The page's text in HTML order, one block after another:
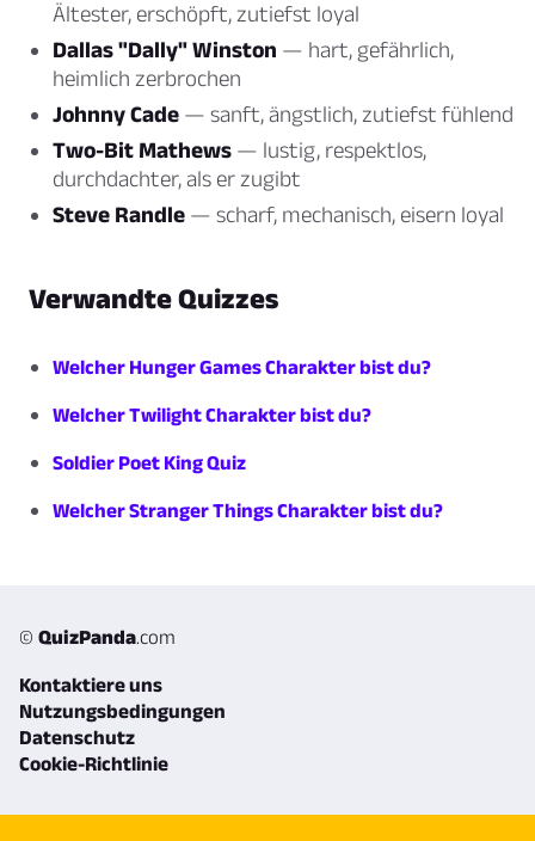
Ältester, erschöpft, zutiefst loyal
Dallas "Dally" Winston — hart, gefährlich,
heimlich zerbrochen
Johnny Cade — sanft, ängstlich, zutiefst fühlend
Two-Bit Mathews — lustig, respektlos,
durchdachter, als er zugibt
Steve Randle — scharf, mechanisch, eisern loyal
Verwandte Quizzes
Welcher Hunger Games Charakter bist du?
Welcher Twilight Charakter bist du?
Soldier Poet King Quiz
Welcher Stranger Things Charakter bist du?
© QuizPanda.com
Kontaktiere uns
Nutzungsbedingungen
Datenschutz
Cookie-Richtlinie